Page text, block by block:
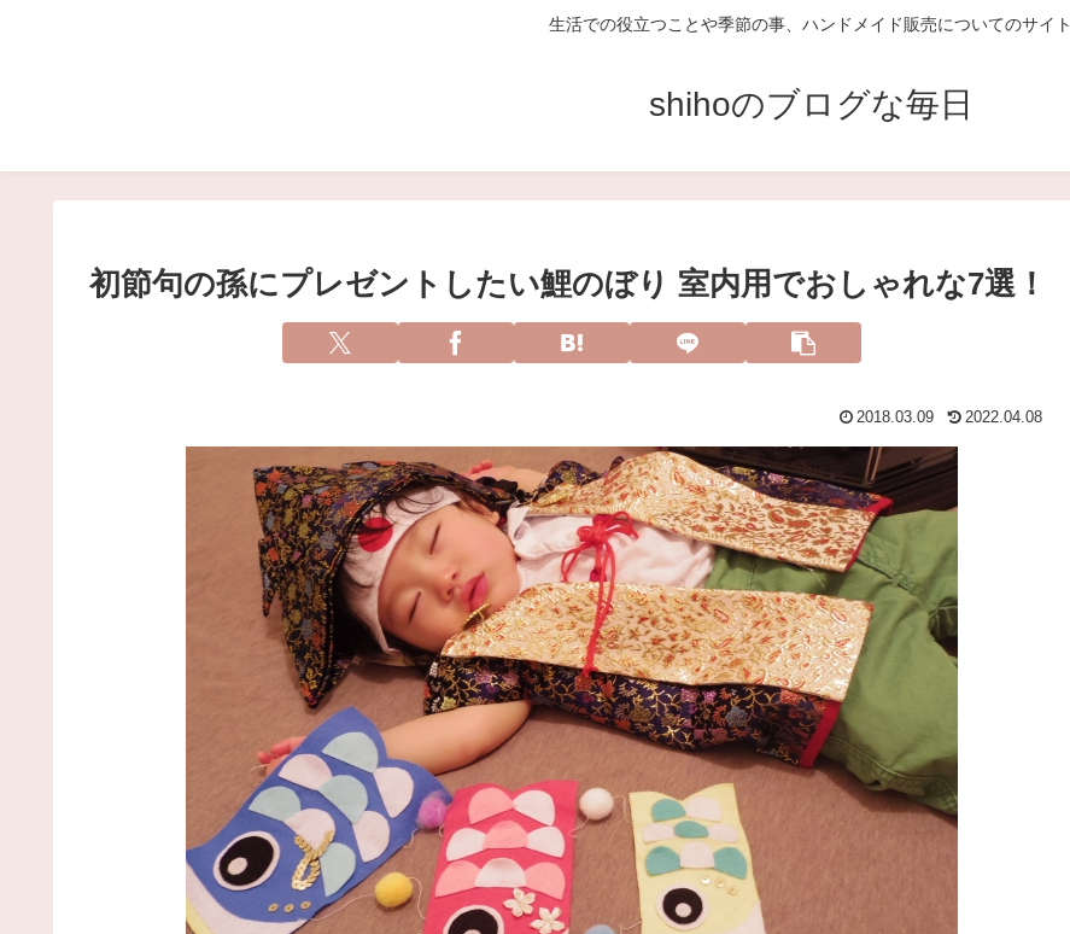
生活での役立つことや季節の事、ハンドメイド販売についてのサイト
shihoのブログな毎日
初節句の孫にプレゼントしたい鯉のぼり 室内用でおしゃれな7選！
2018.03.09 2022.04.08